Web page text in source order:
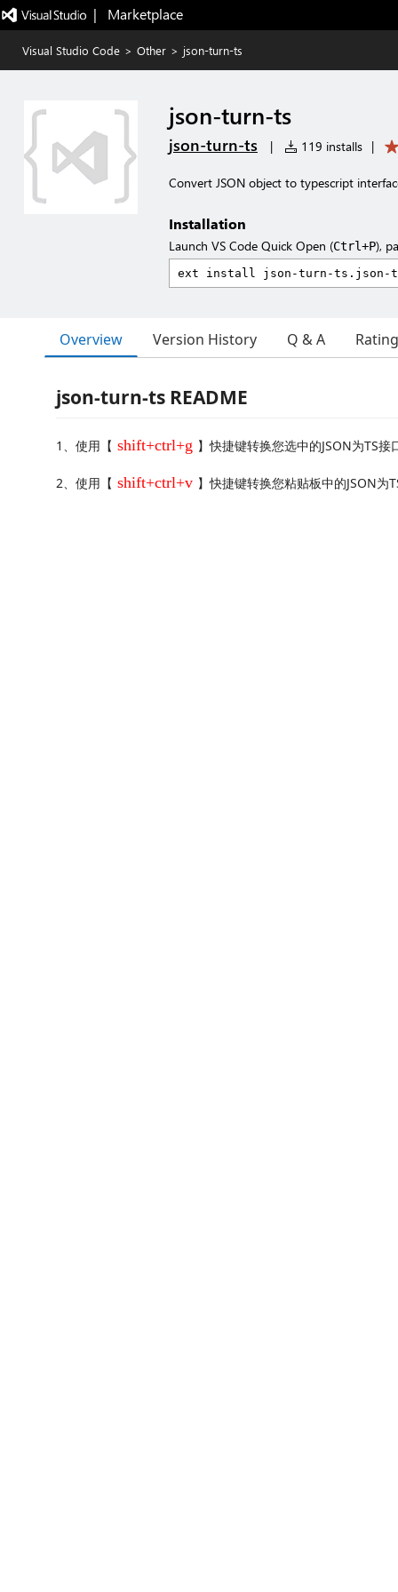
|   Marketplace
Visual Studio Code > Other > json-turn-ts
json-turn-ts
json-turn-ts | 119 installs |
Convert JSON object to typescript
Installation
Launch VS Code Quick Open (Ctrl+P),
Overview Version History Q & A
json-turn-ts README
1、使用【 shift+ctrl+g 】快捷键转换您选中的JSON为TS接
2、使用【 shift+ctrl+v 】快捷键转换您粘贴板中的JSON为